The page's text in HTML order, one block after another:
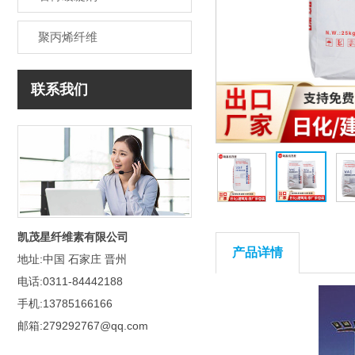
聚丙烯纤维
联系我们
凯茂星纤维素有限公司
地址:中国 石家庄 晋州
电话:0311-84442188
手机:13785166166
邮箱:279292767@qq.com
产品详情